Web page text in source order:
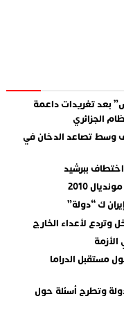
تغريدات داعمة
الجزائري
تصاعد الدخان في
ببرشيد
2010
ك “دولة”
لأعداء الخارج
الدراما
وتطرح أسئلة حول